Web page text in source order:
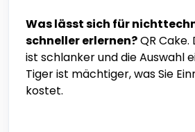
Was lässt sich für
schneller erlernen?QR
ist schlanker und die Auswahl
Tiger ist mächtiger, was Sie
kostet.